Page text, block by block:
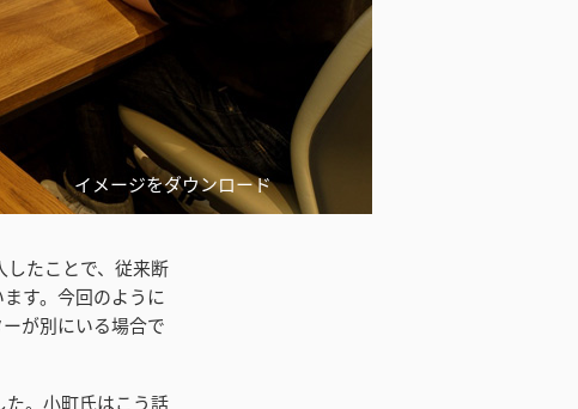
イメージをダウンロード
したことで、従来断
す。今回のように
が別にいる場合で
た。小町氏はこう話